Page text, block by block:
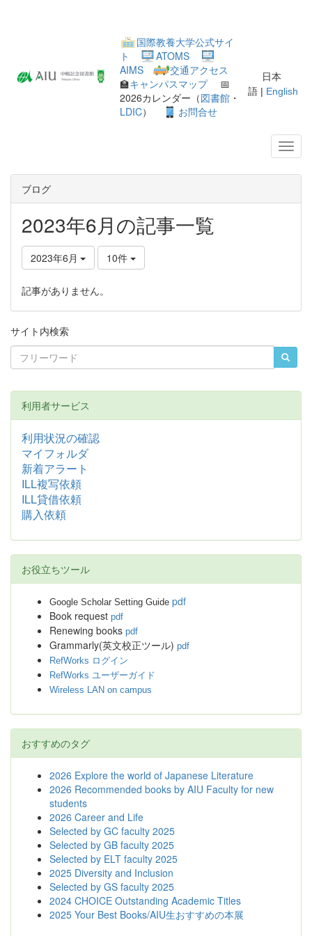
国際教養大学公式サイ
ト
ATOMS
AIMS
交通アクセス
🏫キャンパスマップ📅
2026カレンダー（図書館 ・
LDIC） お問合せ
日本
語 | English
ブログ
2023年6月の記事一覧
2023年6月 10件
記事がありません。
サイト内検索
利用者サービス
利用状況の確認
マイフォルダ
新着アラート
ILL複写依頼
ILL貸借依頼
購入依頼
お役立ちツール
Google Scholar Setting Guide pdf
Book request pdf
Renewing books pdf
Grammarly(英文校正ツール) pdf
RefWorks ログイン
RefWorks ユーザーガイド
Wireless LAN on campus
おすすめのタグ
2026 Explore the world of Japanese Literature
2026 Recommended books by AIU Faculty for new
students
2026 Career and Life
Selected by GC faculty 2025
Selected by GB faculty 2025
Selected by ELT faculty 2025
2025 Diversity and Inclusion
Selected by GS faculty 2025
2024 CHOICE Outstanding Academic Titles
2025 Your Best Books/AIU生おすすめの本展